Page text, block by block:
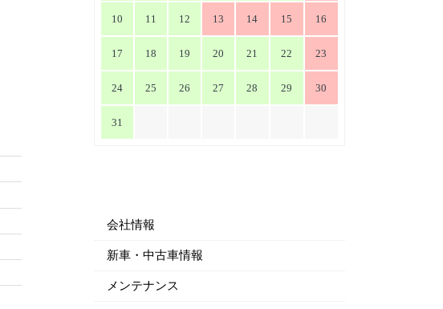
10 11 12 13 14 15 16
17 18 19 20 21 22 23
24 25 26 27 28 29 30
31
会社情報
新車・中古車情報
メンテナンス